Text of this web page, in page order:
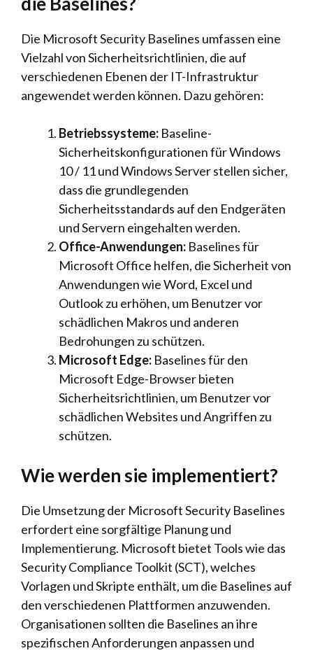
Die Microsoft Security Baselines umfassen eine
Vielzahl von Sicherheitsrichtlinien, die auf
verschiedenen Ebenen der IT-Infrastruktur
angewendet werden können. Dazu gehören:
Betriebssysteme: Baseline-
Sicherheitskonfigurationen für Windows
10 / 11 und Windows Server stellen sicher,
dass die grundlegenden
Sicherheitsstandards auf den Endgeräten
und Servern eingehalten werden.
Office-Anwendungen: Baselines für
Microsoft Office helfen, die Sicherheit von
Anwendungen wie Word, Excel und
Outlook zu erhöhen, um Benutzer vor
schädlichen Makros und anderen
Bedrohungen zu schützen.
Microsoft Edge: Baselines für den
Microsoft Edge-Browser bieten
Sicherheitsrichtlinien, um Benutzer vor
schädlichen Websites und Angriffen zu
schützen.
Wie werden sie implementiert?
Die Umsetzung der Microsoft Security Baselines
erfordert eine sorgfältige Planung und
Implementierung. Microsoft bietet Tools wie das
Security Compliance Toolkit (SCT), welches
Vorlagen und Skripte enthält, um die Baselines auf
den verschiedenen Plattformen anzuwenden.
Organisationen sollten die Baselines an ihre
spezifischen Anforderungen anpassen und